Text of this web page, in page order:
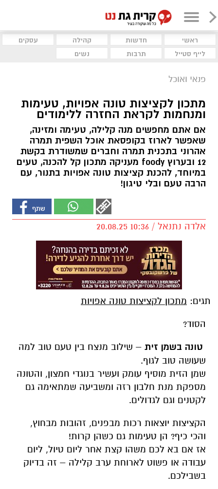
ראשי חדשות קהילה
עסקים
לייף סטייל
תרבות נשים
פנאי ואוכל
מתכון לקציצות טונה אפויות, טעימות
ומנחמות לקראת החזרה ללימודים
אם אתם מחפשים מנה קלילה, טעימה ומזינה,
שאפשר לארוז בקופסאת אוכל השפית תמרה
אהרוני בתכנית תמרה וחברים שמשודרת בקשת
12 ובערוץ foody מעניקה מתכון קל להכנה, טעים
במיוחד, להכנת קציצות טונה אפויות בתנור, עם
הרבה טעם ובלי טיגון!
אלדה נתנאל / 10:36 20.08.25
תגים: מתכון לקציצות טונה אפויות
הסוד?
טונה בשמן זית – שילוב מנצח בין טעם טוב למה
שעושה טוב לגוף.
שמן הזית מוסיף עומק ועשיר בנוגדי חמצון, והטונה
מספקת מנת חלבון רזה ומשביעה שמתאימה גם
לקטנים וגם לגדולים.
הקציצות יוצאות רכות מבפנים, זהובות מבחוץ,
והכי כיף? הן טעימות גם כשהן קרות!
אז אם בא לכם משהו קצת אחר ליום טיול, ליום
עבודה או פשוט לארוחת ערב קלילה – זה בדיוק
בשבילכם.